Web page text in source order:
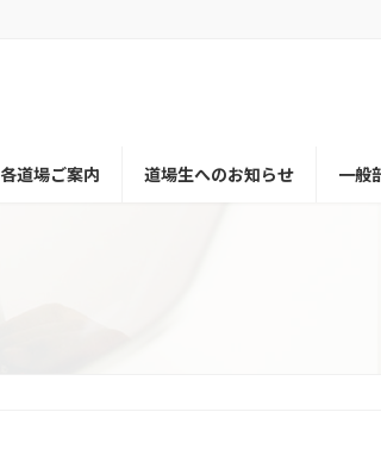
各道場ご案内 道場生へのお知らせ 一般